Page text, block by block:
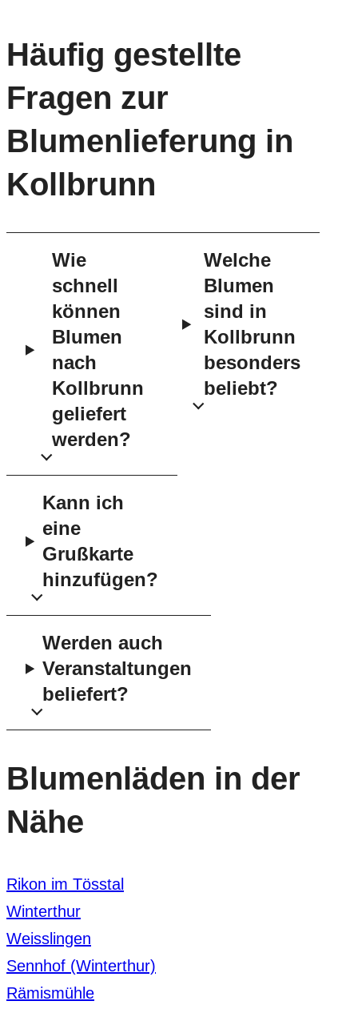
Häufig gestellte
Fragen zur
Blumenlieferung in
Kollbrunn
Wie
schnell
können
Blumen
nach
Kollbrunn
geliefert
werden?
Welche
Blumen
sind in
Kollbrunn
besonders
beliebt?
Kann ich
eine
Grußkarte
hinzufügen?
Werden auch
Veranstaltungen
beliefert?
Blumenläden in der
Nähe
Rikon im Tösstal
Winterthur
Weisslingen
Sennhof (Winterthur)
Rämismühle